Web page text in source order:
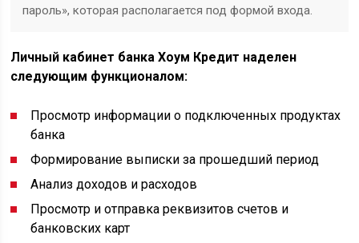
пароль», которая располагается под формой входа.
Личный кабинет банка Хоум Кредит наделен
следующим функционалом:
Просмотр информации о подключенных продуктах
банка
Формирование выписки за прошедший период
Анализ доходов и расходов
Просмотр и отправка реквизитов счетов и
банковских карт